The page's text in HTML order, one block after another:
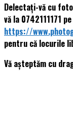
Delectați-vă cu
vă la 0742111171 pe
https://
pentru că locurile
Vă așteptăm cu